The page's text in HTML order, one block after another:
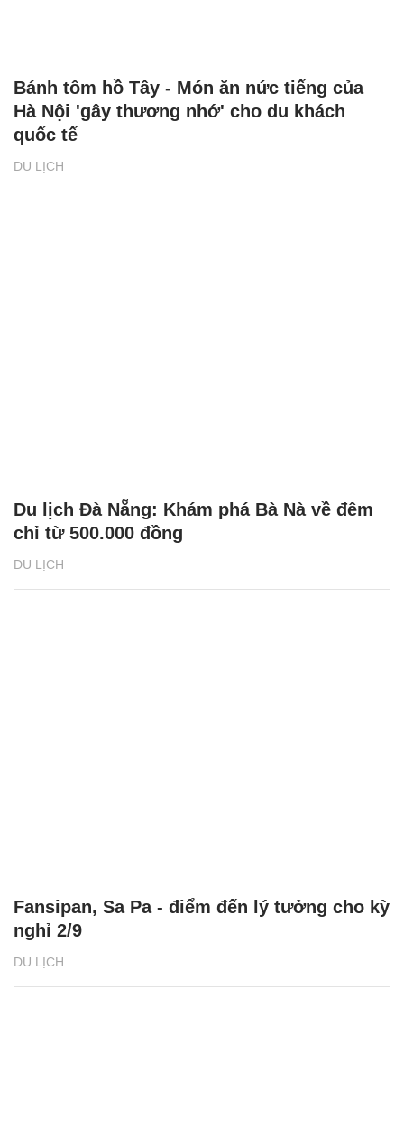
DU LỊCH
Bánh tôm hồ Tây - Món ăn nức tiếng của
Hà Nội 'gây thương nhớ' cho du khách
quốc tế
DU LỊCH
Du lịch Đà Nẵng: Khám phá Bà Nà về đêm
chỉ từ 500.000 đồng
DU LỊCH
Fansipan, Sa Pa - điểm đến lý tưởng cho kỳ
nghỉ 2/9